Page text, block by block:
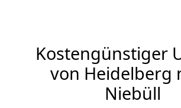
Kostengünstiger
von Heidelberg
Niebüll